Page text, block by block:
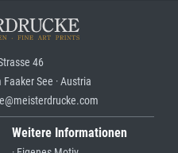
46
See · Austria
Weitere Informationen